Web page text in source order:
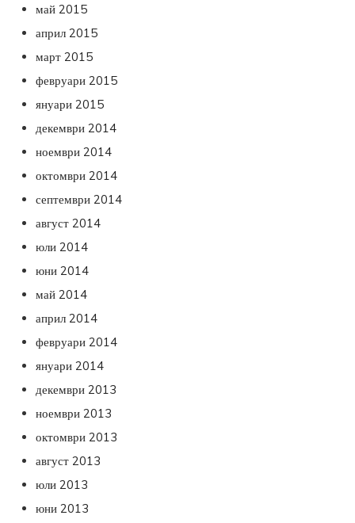
май 2015
април 2015
март 2015
февруари 2015
януари 2015
декември 2014
ноември 2014
октомври 2014
септември 2014
август 2014
юли 2014
юни 2014
май 2014
април 2014
февруари 2014
януари 2014
декември 2013
ноември 2013
октомври 2013
август 2013
юли 2013
юни 2013